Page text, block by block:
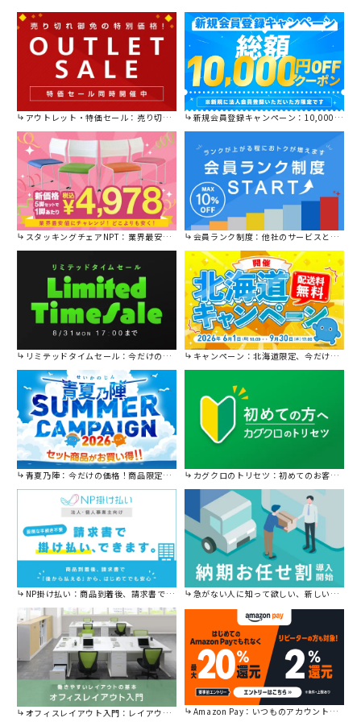
アウトレット・特価セール：売り切れ御免の特別価格！ 新規会員登録キャンペーン：10,000円OFFクーポン進呈中！
スタッキングチェアNPT：業界最安値に挑戦！ 会員ランク制度：他社のサービスと比較してください。
リミテッドタイムセール：今だけの限定セール。 キャンペーン：北海道限定、今だけ送料無料！
青夏乃陣：今だけの価格！商品限定セール開催中です。 カグクロのトリセツ：初めてのお客様はこちら。
NP掛け払い：商品到着後、請求書で後から払えます。 急がない人に知って欲しい、新しい割引を始めました。
オフィスレイアウト入門：レイアウトの基本をご紹介。 Amazon Pay：いつものアカウントで簡単に決済可能。